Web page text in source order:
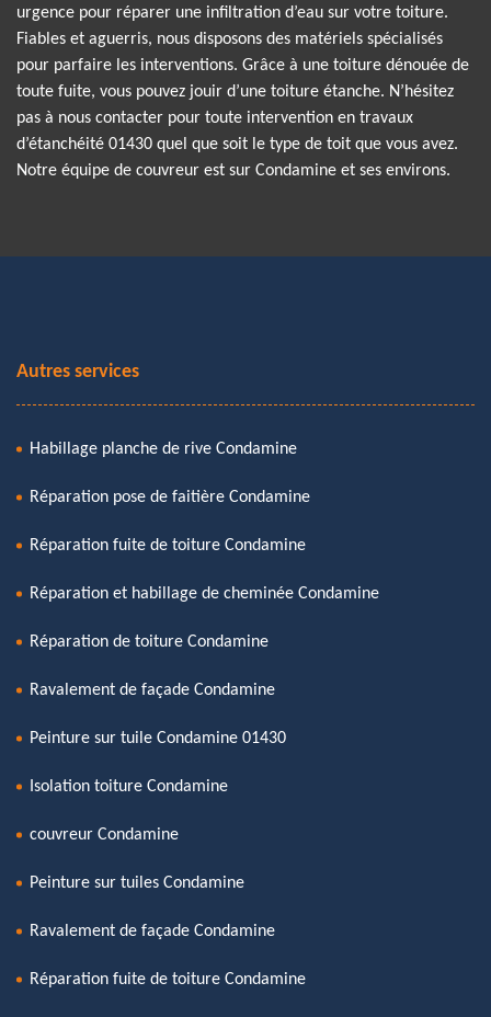
urgence pour réparer une infiltration d’eau sur votre toiture.
Fiables et aguerris, nous disposons des matériels spécialisés
pour parfaire les interventions. Grâce à une toiture dénouée de
toute fuite, vous pouvez jouir d’une toiture étanche. N’hésitez
pas à nous contacter pour toute intervention en travaux
d’étanchéité 01430 quel que soit le type de toit que vous avez.
Notre équipe de couvreur est sur Condamine et ses environs.
Autres services
Habillage planche de rive Condamine
Réparation pose de faitière Condamine
Réparation fuite de toiture Condamine
Réparation et habillage de cheminée Condamine
Réparation de toiture Condamine
Ravalement de façade Condamine
Peinture sur tuile Condamine 01430
Isolation toiture Condamine
couvreur Condamine
Peinture sur tuiles Condamine
Ravalement de façade Condamine
Réparation fuite de toiture Condamine